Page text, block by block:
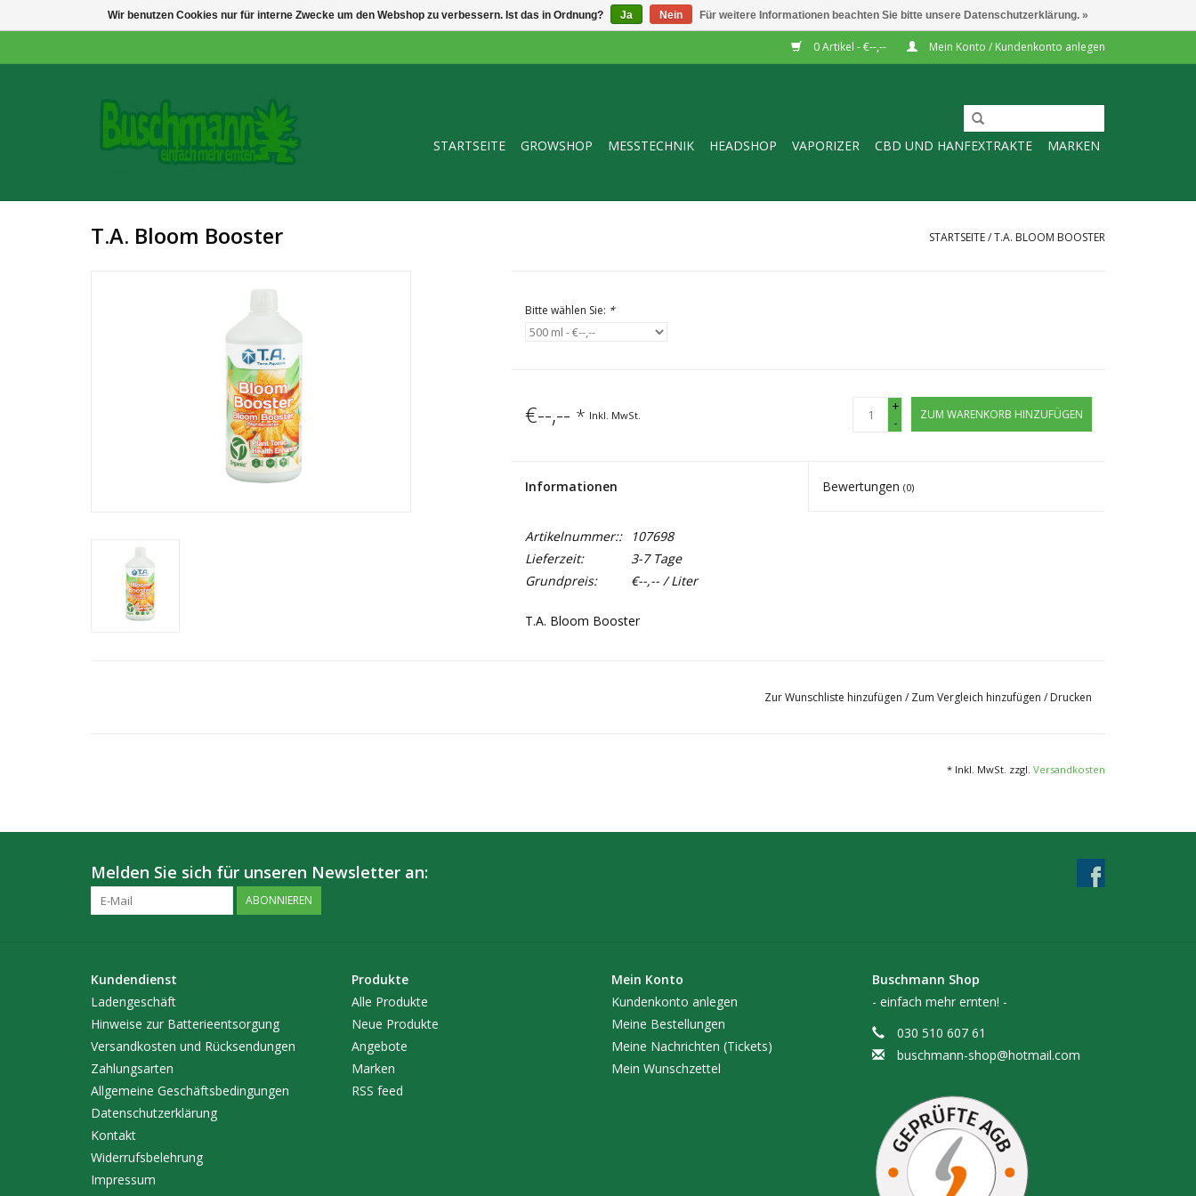
0 Artikel - €--,-- Mein Konto / Kundenkonto anlegen
STARTSEITE GROWSHOP MESSTECHNIK HEADSHOP VAPORIZER CBD UND HANFEXTRAKTE MARKEN
T.A. Bloom Booster STARTSEITE/T.A. BLOOM BOOSTER
Bitte wählen Sie: *
€--,-- * Inkl. MwSt.
+
-
ZUM WARENKORB HINZUFÜGEN
Informationen Bewertungen(0)
Artikelnummer::
107698
Lieferzeit:
3-7 Tage
Grundpreis:
€--,-- / Liter
T.A. Bloom Booster
Mineralaufnahme der Pflanze durch Verwendung von Biostimulatoren und biologischen
Zur Wunschliste hinzufügen / Zum Vergleich hinzufügen / Drucken
* Inkl. MwSt. zzgl. Versandkosten
Melden Sie sich für unseren Newsletter an:
ABONNIEREN
Kundendienst
Ladengeschäft
Hinweise zur Batterieentsorgung
Versandkosten und Rücksendungen
Zahlungsarten
Allgemeine Geschäftsbedingungen
Datenschutzerklärung
Kontakt
Widerrufsbelehrung
Impressum
Produkte
Alle Produkte
Neue Produkte
Angebote
Marken
RSS feed
Mein Konto
Kundenkonto anlegen
Meine Bestellungen
Meine Nachrichten (Tickets)
Mein Wunschzettel
Buschmann Shop
- einfach mehr ernten! -
030 510 607 61
buschmann-shop@hotmail.com
Wir benutzen Cookies nur für interne Zwecke um den Webshop zu verbessern. Ist das in Ordnung? Ja Nein Für weitere Informationen beachten Sie bitte unsere Datenschutzerklärung. »